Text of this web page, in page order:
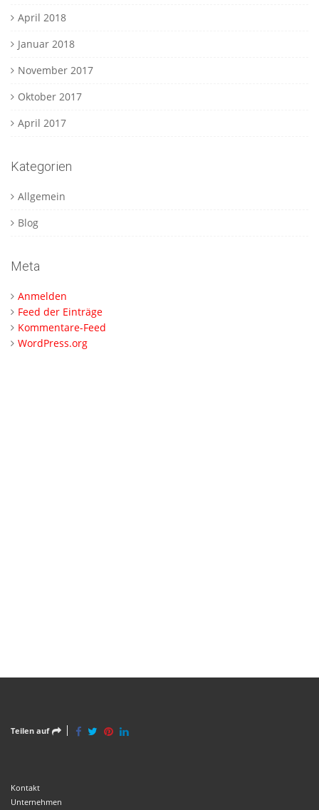
April 2018
Januar 2018
November 2017
Oktober 2017
April 2017
Kategorien
Allgemein
Blog
Meta
Anmelden
Feed der Einträge
Kommentare-Feed
WordPress.org
Teilen auf
Kontakt
Unternehmen